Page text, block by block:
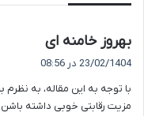
بهروز خامنه ای
ف
:
23/02/1404 در 08:56
با توجه به این مقاله، به نظرم
مزیت رقابتی خوبی داشته